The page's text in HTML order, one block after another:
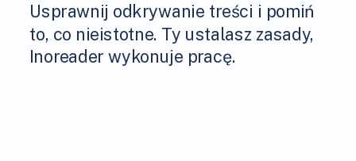
Usprawnij odkrywanie treści i pomiń
to, co nieistotne. Ty ustalasz zasady,
Inoreader wykonuje pracę.